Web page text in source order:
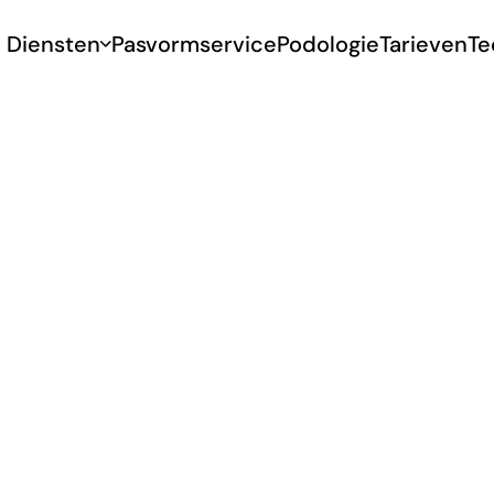
Diensten PasvormservicePodologieTarieven